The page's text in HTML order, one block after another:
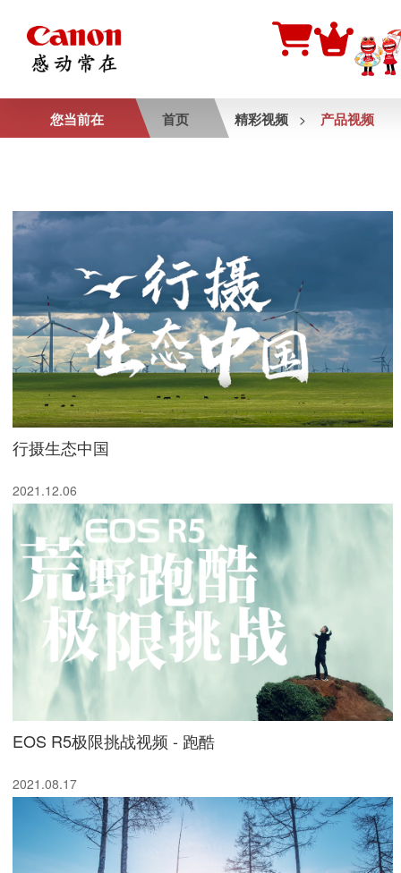
您当前在 首页 精彩视频 > 产品视频
行摄生态中国
2021.12.06
EOS R5极限挑战视频 - 跑酷
2021.08.17